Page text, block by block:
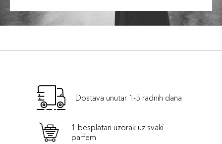
Dostava unutar 1-5 radnih dana
1 besplatan uzorak uz svaki
parfem